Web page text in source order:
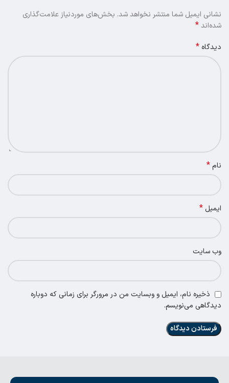
نشانی ایمیل شما منتشر نخواهد شد. بخش‌های موردنیاز علامت‌گذاری
شده‌اند*
دیدگاه *
نام*
ایمیل *
وب‌ سایت
ذخیره نام، ایمیل و وبسایت من در مرورگر برای زمانی که دوباره
دیدگاهی می‌نویسم.